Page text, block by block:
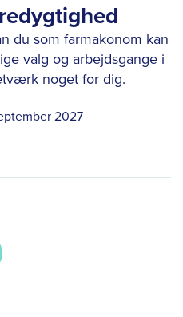
du som farmakonom kan
valg og arbejdsgange i
noget for dig.
2027